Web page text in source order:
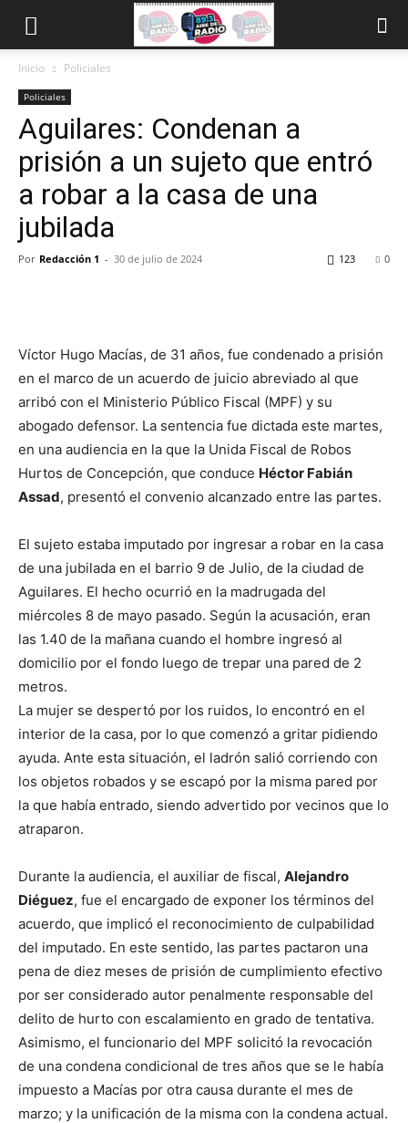
Inicio Policiales
Policiales
Aguilares: Condenan a
prisión a un sujeto que entró
a robar a la casa de una
jubilada
Por Redacción 1 - 30 de julio de 2024 0
123
Víctor Hugo Macías, de 31 años, fue condenado a prisión
en el marco de un acuerdo de juicio abreviado al que
arribó con el Ministerio Público Fiscal (MPF) y su
abogado defensor. La sentencia fue dictada este martes,
en una audiencia en la que la Unida Fiscal de Robos
Hurtos de Concepción, que conduce Héctor Fabián
Assad, presentó el convenio alcanzado entre las partes.
El sujeto estaba imputado por ingresar a robar en la casa
de una jubilada en el barrio 9 de Julio, de la ciudad de
Aguilares. El hecho ocurrió en la madrugada del
miércoles 8 de mayo pasado. Según la acusación, eran
las 1.40 de la mañana cuando el hombre ingresó al
domicilio por el fondo luego de trepar una pared de 2
metros.
La mujer se despertó por los ruidos, lo encontró en el
interior de la casa, por lo que comenzó a gritar pidiendo
ayuda. Ante esta situación, el ladrón salió corriendo con
los objetos robados y se escapó por la misma pared por
la que había entrado, siendo advertido por vecinos que lo
atraparon.
Durante la audiencia, el auxiliar de fiscal, Alejandro
Diéguez, fue el encargado de exponer los términos del
acuerdo, que implicó el reconocimiento de culpabilidad
del imputado. En este sentido, las partes pactaron una
pena de diez meses de prisión de cumplimiento efectivo
por ser considerado autor penalmente responsable del
delito de hurto con escalamiento en grado de tentativa.
Asimismo, el funcionario del MPF solicitó la revocación
de una condena condicional de tres años que se le había
impuesto a Macías por otra causa durante el mes de
marzo; y la unificación de la misma con la condena actual.